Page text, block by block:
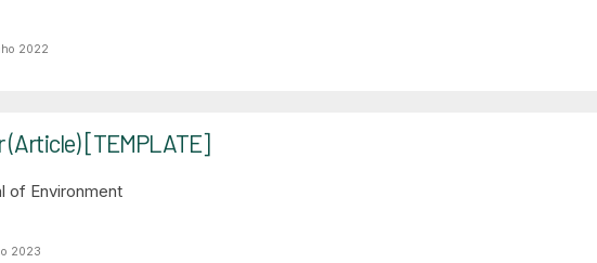
2022
(Article) [TEMPLATE]
of Environment
2023